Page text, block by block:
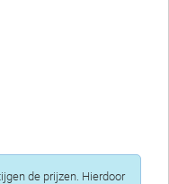
de prijzen. Hierdoor